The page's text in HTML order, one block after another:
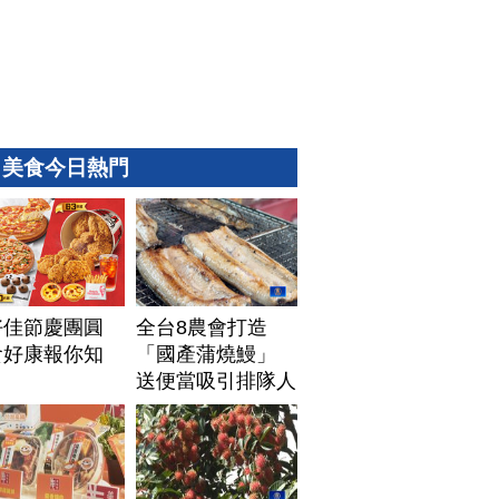
美食今日熱門
節慶團圓
康報你知
全台8農會打造
「國產蒲燒鰻」
送便當吸引排隊人
潮